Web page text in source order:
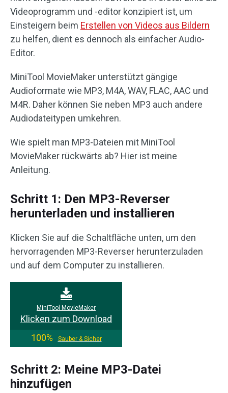
Videoprogramm und -editor konzipiert ist, um
Einsteigern beim Erstellen von Videos aus Bildern
zu helfen, dient es dennoch als einfacher Audio-
Editor.
MiniTool MovieMaker unterstützt gängige
Audioformate wie MP3, M4A, WAV, FLAC, AAC und
M4R. Daher können Sie neben MP3 auch andere
Audiodateitypen umkehren.
Wie spielt man MP3-Dateien mit MiniTool
MovieMaker rückwärts ab? Hier ist meine
Anleitung.
Schritt 1: Den MP3-Reverser
herunterladen und installieren
Klicken Sie auf die Schaltfläche unten, um den
hervorragenden MP3-Reverser herunterzuladen
und auf dem Computer zu installieren.
MiniTool MovieMaker
Klicken zum Download
100%
Sauber & Sicher
Schritt 2: Meine MP3-Datei
hinzufügen